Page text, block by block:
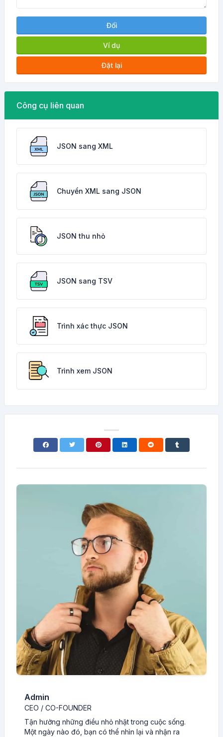
Đổi
Ví dụ
Đặt lại
Công cụ liên quan
JSON sang XML
Chuyển XML sang JSON
JSON thu nhỏ
JSON sang TSV
Trình xác thực JSON
Trình xem JSON
Admin
CEO / CO-FOUNDER
Tận hưởng những điều nhỏ nhặt trong cuộc sống.
Một ngày nào đó, bạn có thể nhìn lại và nhận ra